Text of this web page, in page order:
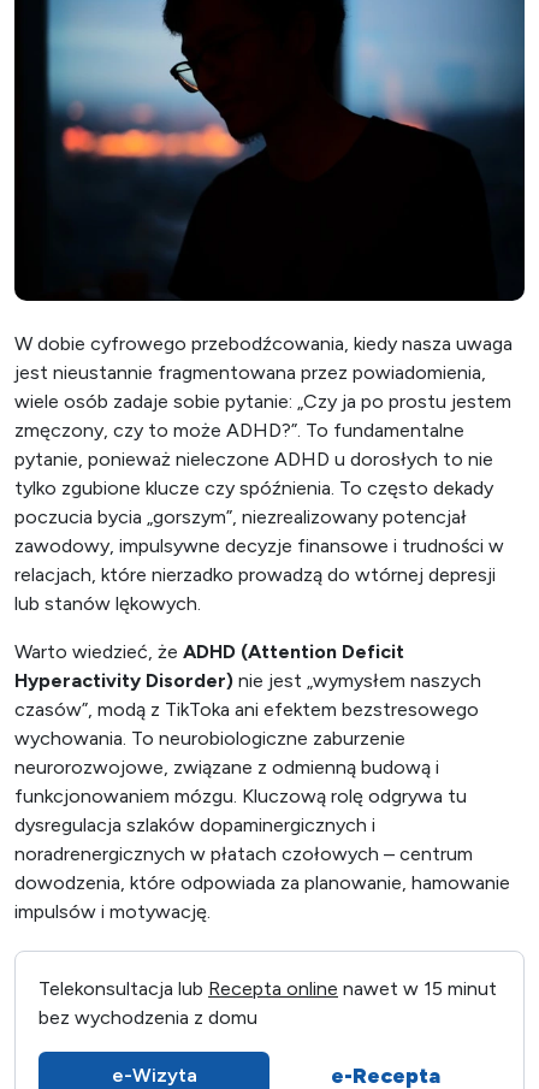
W dobie cyfrowego przebodźcowania, kiedy nasza uwaga
jest nieustannie fragmentowana przez powiadomienia,
wiele osób zadaje sobie pytanie: „Czy ja po prostu jestem
zmęczony, czy to może ADHD?”. To fundamentalne
pytanie, ponieważ nieleczone ADHD u dorosłych to nie
tylko zgubione klucze czy spóźnienia. To często dekady
poczucia bycia „gorszym”, niezrealizowany potencjał
zawodowy, impulsywne decyzje finansowe i trudności w
relacjach, które nierzadko prowadzą do wtórnej depresji
lub stanów lękowych.
Warto wiedzieć, że ADHD (Attention Deficit
Hyperactivity Disorder) nie jest „wymysłem naszych
czasów”, modą z TikToka ani efektem bezstresowego
wychowania. To neurobiologiczne zaburzenie
neurorozwojowe, związane z odmienną budową i
funkcjonowaniem mózgu. Kluczową rolę odgrywa tu
dysregulacja szlaków dopaminergicznych i
noradrenergicznych w płatach czołowych – centrum
dowodzenia, które odpowiada za planowanie, hamowanie
impulsów i motywację.
Telekonsultacja lub Recepta online nawet w 15 minut
bez wychodzenia z domu
e-Wizyta e-Recepta